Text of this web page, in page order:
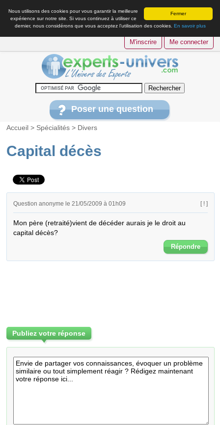
Fermer
Nous utilisons des cookies pour vous garantir la meilleure
expérience sur notre site. Si vous continuez à utiliser ce
dernier, nous considérons que vous acceptez l’utilisation des cookies. En savoir plus
M'inscrire Me connecter
Poser une question
Accueil > Spécialités > Divers
Capital décès
Question anonyme le 21/05/2009 à 01h09 [ ! ]
Mon père (retraité)vient de décéder aurais je le droit au
capital décès?
Répondre
Publiez votre réponse